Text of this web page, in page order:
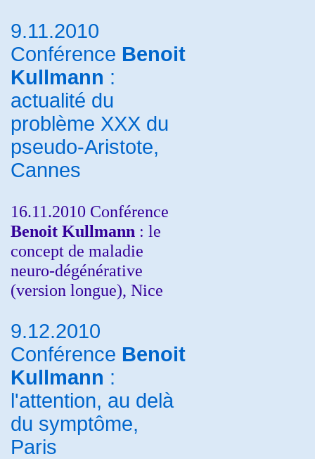
9.11.2010
Conférence Benoit
Kullmann :
actualité du
problème XXX du
pseudo-Aristote,
Cannes
16.11.2010 Conférence
Benoit Kullmann : le
concept de maladie
neuro-dégénérative
(version longue), Nice
9.12.2010
Conférence Benoit
Kullmann :
l'attention, au delà
du symptôme,
Paris